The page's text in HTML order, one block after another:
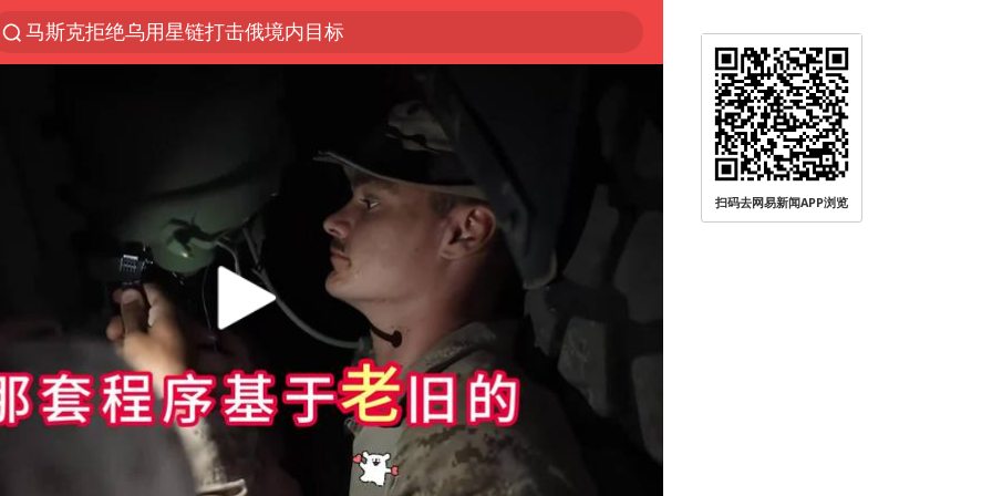
马斯克拒绝乌用星链打击俄境内目标
富婆带资进组给自己硬加60多场吻戏
男童模仿奥特曼从高处跳下致骨折
名创优品一次性内裤 颜面尽失
黄金创今年来最大单周涨幅
“六爷”挂一颗出场
白海豚将正面袭击贯穿浙江
视频丨中国东方电气集团原党组副书记、董事宋致远被查
梁家辉：到内地拍戏不是北上是回归
扫码去网易新闻APP浏览